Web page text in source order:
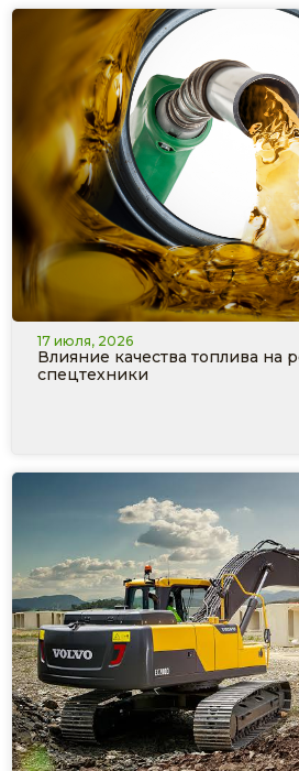
17 июля, 2026
Влияние качества топлива на
спецтехники